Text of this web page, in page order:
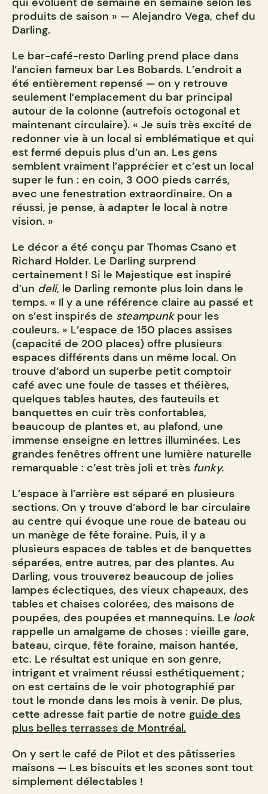
produits de saison » — Alejandro Vega, chef du
Darling.
Le bar-café-resto Darling prend place dans
l’ancien fameux bar Les Bobards. L’endroit a
été entièrement repensé — on y retrouve
seulement l’emplacement du bar principal
autour de la colonne (autrefois octogonal et
maintenant circulaire). « Je suis très excité de
redonner vie à un local si emblématique et qui
est fermé depuis plus d’un an. Les gens
semblent vraiment l’apprécier et c’est un local
super le fun : en coin, 3 000 pieds carrés,
avec une fenestration extraordinaire. On a
réussi, je pense, à adapter le local à notre
vision. »
Le décor a été conçu par Thomas Csano et
Richard Holder. Le Darling surprend
certainement ! Si le Majestique est inspiré
d’un deli, le Darling remonte plus loin dans le
temps. « Il y a une référence claire au passé et
on s’est inspirés de steampunkpour les
couleurs. » L’espace de 150 places assises
(capacité de 200 places) offre plusieurs
espaces différents dans un même local. On
trouve d’abord un superbe petit comptoir
café avec une foule de tasses et théières,
quelques tables hautes, des fauteuils et
banquettes en cuir très confortables,
beaucoup de plantes et, au plafond, une
immense enseigne en lettres illuminées. Les
grandes fenêtres offrent une lumière naturelle
remarquable : c’est très joli et très funky.
L’espace à l’arrière est séparé en plusieurs
sections. On y trouve d’abord le bar circulaire
au centre qui évoque une roue de bateau ou
un manège de fête foraine. Puis, il y a
plusieurs espaces de tables et de banquettes
séparées, entre autres, par des plantes. Au
Darling, vous trouverez beaucoup de jolies
lampes éclectiques, des vieux chapeaux, des
tables et chaises colorées, des maisons de
poupées, des poupées et mannequins. Le look
rappelle un amalgame de choses : vieille gare,
bateau, cirque, fête foraine, maison hantée,
etc. Le résultat est unique en son genre,
intrigant et vraiment réussi esthétiquement ;
on est certains de le voir photographié par
tout le monde dans les mois à venir. De plus,
cette adresse fait partie de notre guide des
plus belles terrasses de Montréal.
On y sert le café de Pilot et des pâtisseries
maisons — Les biscuits et les scones sont tout
simplement délectables !